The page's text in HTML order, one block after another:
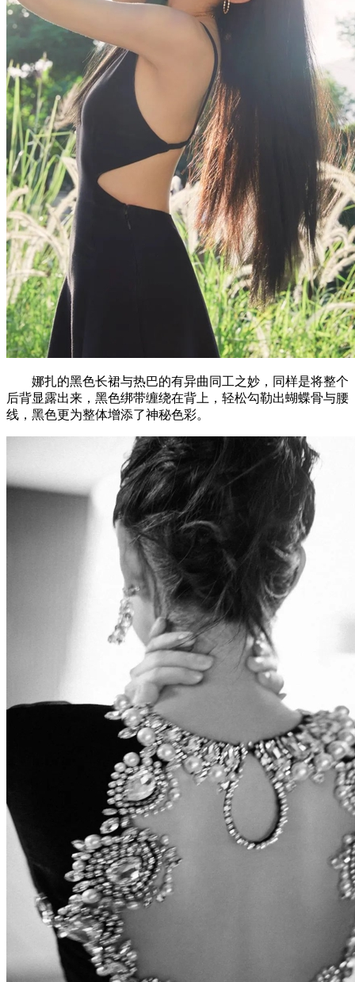
娜扎的黑色长裙与热巴的有异曲同工之妙，同样是将整个
后背显露出来，黑色绑带缠绕在背上，轻松勾勒出蝴蝶骨与腰
线，黑色更为整体增添了神秘色彩。